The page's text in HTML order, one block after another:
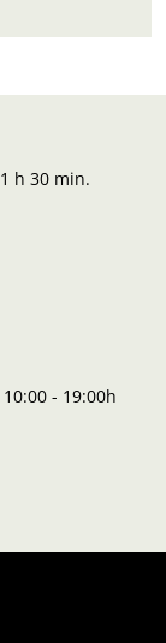
1 h 30 min.
10:00 - 19:00h